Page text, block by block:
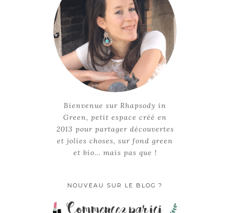
Bienvenue sur Rhapsody in
Green, petit espace créé en
2013 pour partager découvertes
et jolies choses, sur fond green
et bio... mais pas que !
NOUVEAU SUR LE BLOG ?